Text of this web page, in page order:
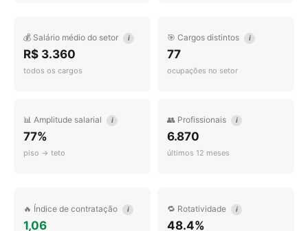
💰 Salário médio do setor i
R$ 3.360
todos os cargos
🎯 Cargos distintos i
77
ocupações no setor
📊 Amplitude salarial i
77%
piso → teto
👥 Profissionais i
6.870
últimos 12 meses
🔥 Índice de contratação i
1,06
🔁 Rotatividade i
48.4%